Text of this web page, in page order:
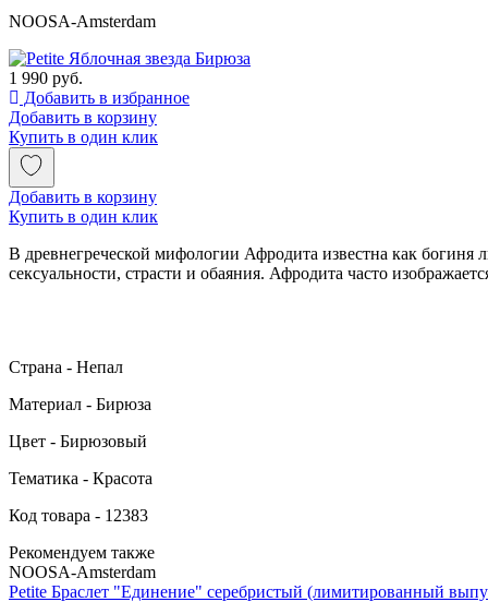
NOOSA-Amsterdam
1 990 руб.
Добавить в избранное
Добавить в корзину
Купить в один клик
Добавить в корзину
Купить в один клик
В древнегреческой мифологии Афродита известна как
сексуальности, страсти и обаяния. Афродита часто
Страна - Непал
Материал - Бирюза
Цвет - Бирюзовый
Тематика - Красота
Код товара - 12383
Рекомендуем также
NOOSA-Amsterdam
Petite Браслет "Единение" серебристый (лимитированный